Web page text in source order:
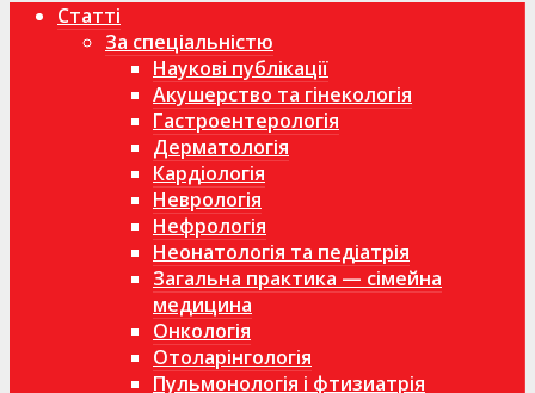
Статті
За спеціальністю
Наукові публікації
Акушерство та гінекологія
Гастроентерологія
Дерматологія
Кардіологія
Неврологія
Нефрологія
Неонатологія та педіатрія
Загальна практика — сімейна
медицина
Онкологія
Отоларінгологія
Пульмонологія і фтизиатрія